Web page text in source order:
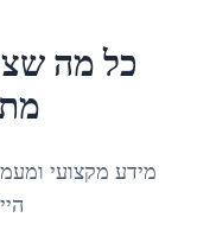
כל מה
מידע מקצועי